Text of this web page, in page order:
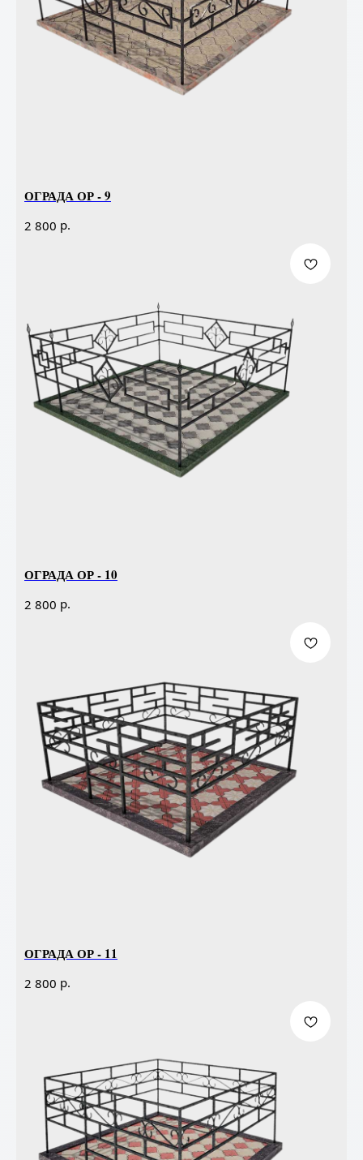
ОГРАДА ОР - 9
2 800 р.
ОГРАДА ОР - 10
2 800 р.
ОГРАДА ОР - 11
2 800 р.